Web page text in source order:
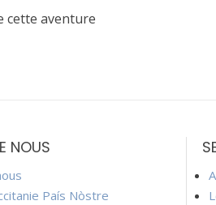
cette aventure
NOUS
País Nòstre